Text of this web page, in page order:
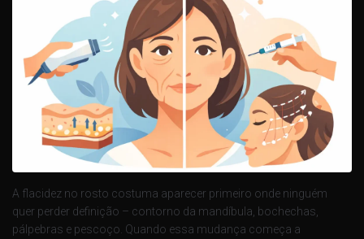
A flacidez no rosto costuma aparecer primeiro onde ninguém
quer perder definição – contorno da mandíbula, bochechas,
pálpebras e pescoço. Quando essa mudança começa a